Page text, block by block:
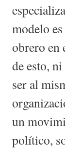
modelo
obrero en
de esto,
ser al
un
político,